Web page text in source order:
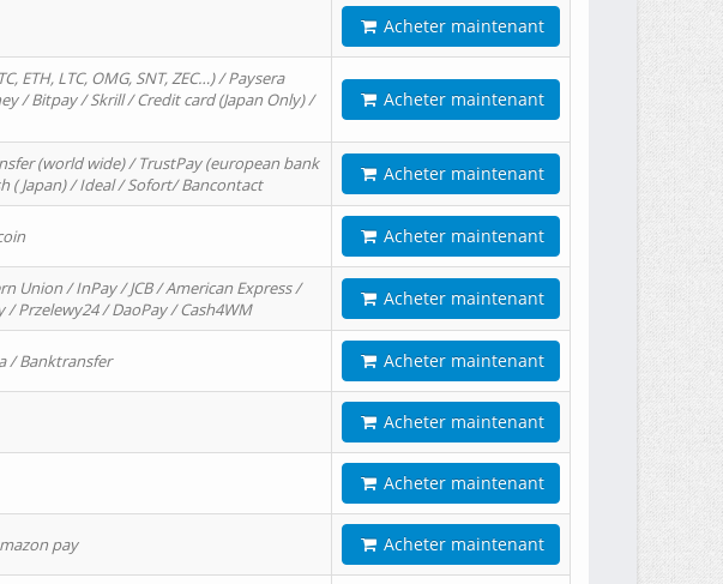
Acheter maintenant
ETH, LTC, OMG, SNT, ZEC…) / Paysera
/ Bitpay / Skrill / Credit card (Japan Only) /
Acheter maintenant
(world wide) / TrustPay (european bank
( Japan) / Ideal / Sofort/ Bancontact
Acheter maintenant
Acheter maintenant
Union / InPay / JCB / American Express /
Przelewy24 / DaoPay / Cash4WM
Acheter maintenant
/ Banktransfer Acheter maintenant
Acheter maintenant
Acheter maintenant
pay Acheter maintenant